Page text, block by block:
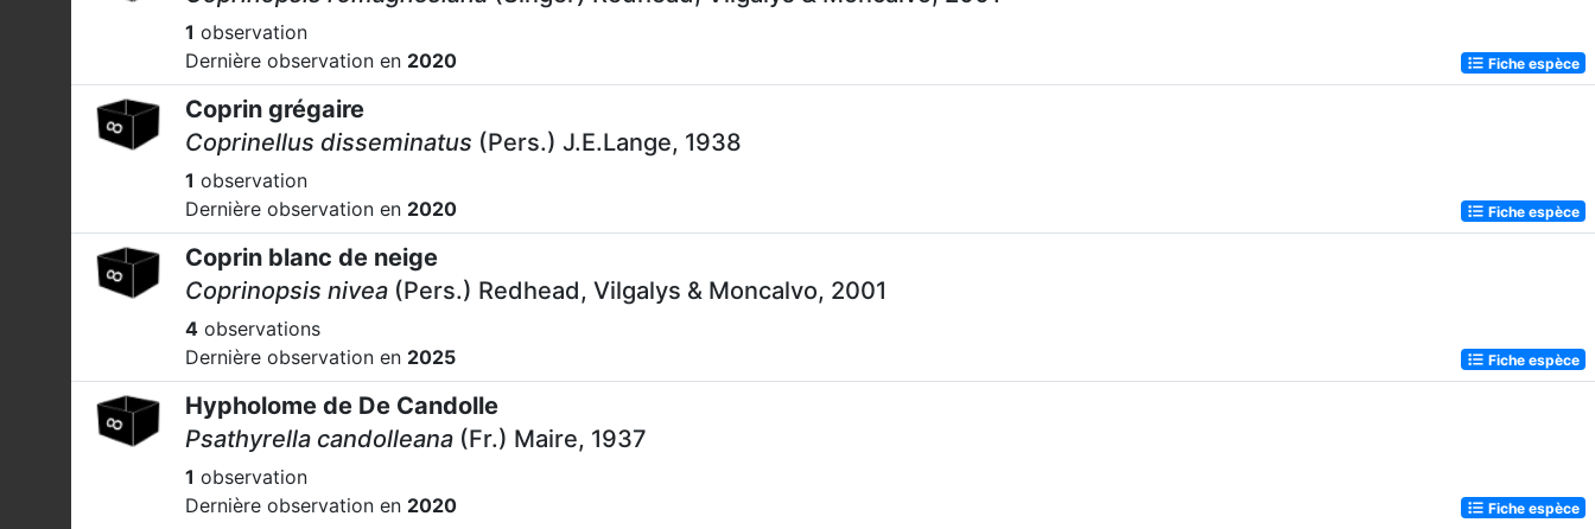
1 observation
Dernière observation en 2020 Fiche espèce
Coprin grégaire
Coprinellus disseminatus (Pers.) J.E.Lange, 1938
1 observation
Dernière observation en 2020 Fiche espèce
Coprin blanc de neige
Coprinopsis nivea (Pers.) Redhead, Vilgalys & Moncalvo, 2001
4 observations
Dernière observation en 2025 Fiche espèce
Hypholome de De Candolle
Psathyrella candolleana (Fr.) Maire, 1937
1 observation
Dernière observation en 2020 Fiche espèce